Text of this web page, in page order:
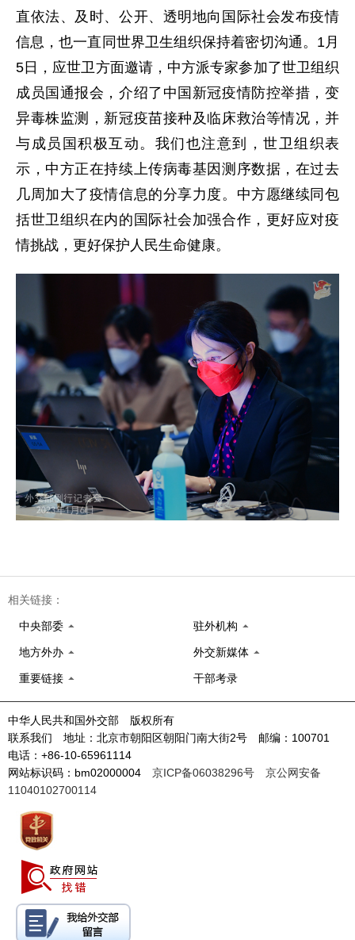
直依法、 及时、公开、透明地向国际社会发布疫情
信息，也一直同世界卫生组织保持着密切沟通。1月
5日，应世卫方面邀请，中方派专家参加了世卫组织
成员国通报会，介绍了中国新冠疫情防控举措，变
异毒株监测，新冠疫苗接种及临床救治等情况，并
与成员国积极互动。我们也注意到，世卫组织表
示，中方正在持续上传病毒基因测序数据，在过去
几周加大了疫情信息的分享力度。中方愿继续同包
括世卫组织在内的国际社会加强合作，更好应对疫
情挑战，更好保护人民生命健康。
相关链接：
中央部委 驻外机构
地方外办 外交新媒体
重要链接 干部考录
中华人民共和国外交部 版权所有
联系我们 地址：北京市朝阳区朝阳门南大街2号 邮编：100701
电话：+86-10-65961114
网站标识码：bm02000004 京ICP备06038296号
京公网安备
11040102700114